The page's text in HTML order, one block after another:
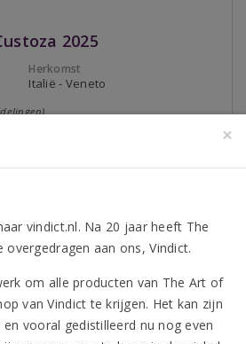
2025
Herkomst
Italië - Veneto
met een fruitig aroma van appel
smaak past goed bij pasta met
erg lekker bij gevogelte.
Perswijn
2023
Perswijn
2023
×
vindict.nl. Na 20 jaar heeft The
aan ons, Vindict.
om alle producten van The Art of
van Vindict te krijgen. Het kan zijn
vooral gedistilleerd nu nog even